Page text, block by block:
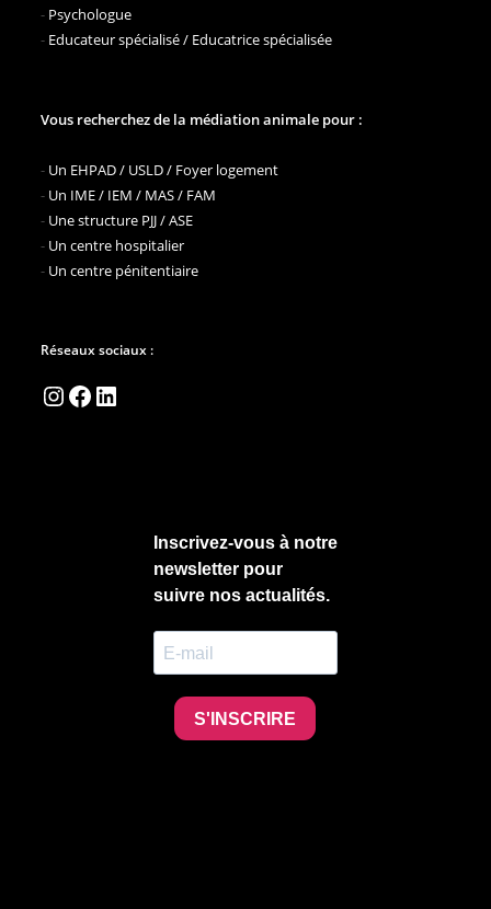
- Psychologue
- Educateur spécialisé / Educatrice spécialisée
Vous recherchez de la médiation animale pour :
- Un EHPAD / USLD / Foyer logement
- Un IME / IEM / MAS / FAM
- Une structure PJJ / ASE
- Un centre hospitalier
- Un centre pénitentiaire
Réseaux sociaux :
Instagram
Facebook
LinkedIn